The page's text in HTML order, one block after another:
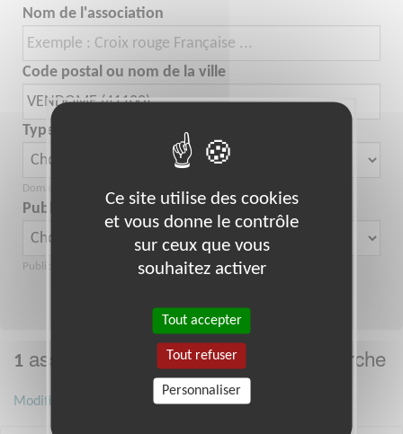
Nom de l'association
Code postal ou nom de la ville
Type d'activités
Domaine d'activité de l'association
Public
Public aidé par l'association
Rechercher Nouvelle recherche
1 association correspond à votre recherche
Modifier ma recherche
Ce site utilise des cookies
et vous donne le contrôle
sur ceux que vous
souhaitez activer
Tout accepter
Tout refuser
Personnaliser